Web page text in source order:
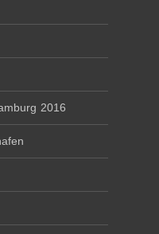
2016